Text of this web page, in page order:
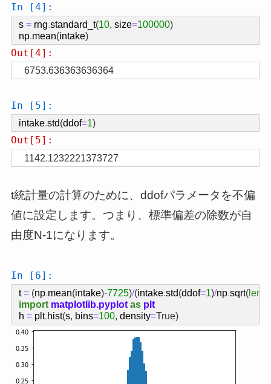
In [4]:
s = rng.standard_t(10, size=100000)
np.mean(intake)
Out[4]:
6753.636363636364
In [5]:
intake.std(ddof=1)
Out[5]:
1142.1232221373727
t統計量の計算のために、ddofパラメータを不偏
値に設定します。つまり、標準偏差の除数が自
由度N-1になります。
In [6]:
t = (np.mean(intake)-7725)/(intake.std(ddof=1)/np.sqrt( len
import matplotlib.pyplot as plt
h = plt.hist(s, bins=100, density=True)